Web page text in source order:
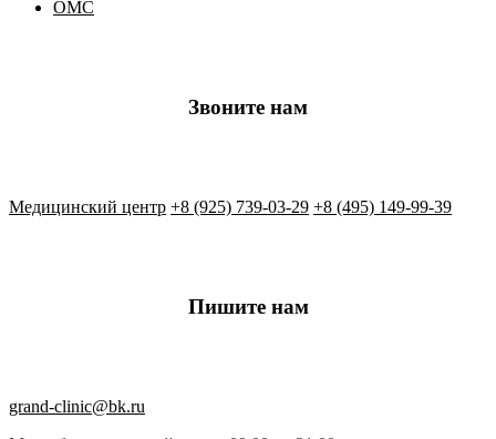
ОМС
Звоните нам
Медицинский центр +8 (925) 739-03-29 +8 (495) 149-99-39
Пишите нам
grand-clinic@bk.ru